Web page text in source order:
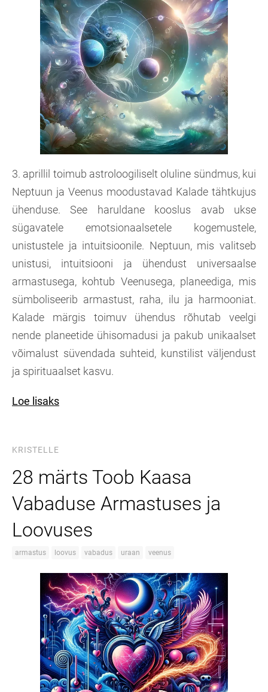
3. aprillil toimub astroloogiliselt oluline sündmus, kui
Neptuun ja Veenus moodustavad Kalade tähtkujus
ühenduse. See haruldane kooslus avab ukse
sügavatele emotsionaalsetele kogemustele,
unistustele ja intuitsioonile. Neptuun, mis valitseb
unistusi, intuitsiooni ja ühendust universaalse
armastusega, kohtub Veenusega, planeediga, mis
sümboliseerib armastust, raha, ilu ja harmooniat.
Kalade märgis toimuv ühendus rõhutab veelgi
nende planeetide ühisomadusi ja pakub unikaalset
võimalust süvendada suhteid, kunstilist väljendust
ja spirituaalset kasvu.
Loe lisaks
KRISTELLE
28 märts Toob Kaasa
Vabaduse Armastuses ja
Loovuses
armastus loovus vabadus uraan veenus